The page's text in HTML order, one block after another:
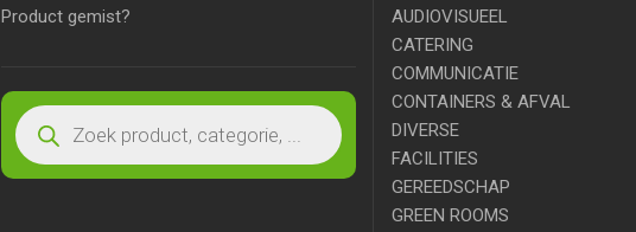
Product gemist?
AUDIOVISUEEL
CATERING
COMMUNICATIE
CONTAINERS & AFVAL
DIVERSE
FACILITIES
GEREEDSCHAP
GREEN ROOMS